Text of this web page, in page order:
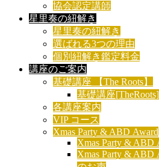
協会認定講師
星里奏の紐解き
星里奏の紐解き
選ばれる3つの理由
個別紐解き鑑定料金
講座のご案内
基礎講座 【The Roots】
基礎講座
各講座案内
VIP コース
Xmas Party & ABD Award
Xmas Party & ABD
Xmas Party &